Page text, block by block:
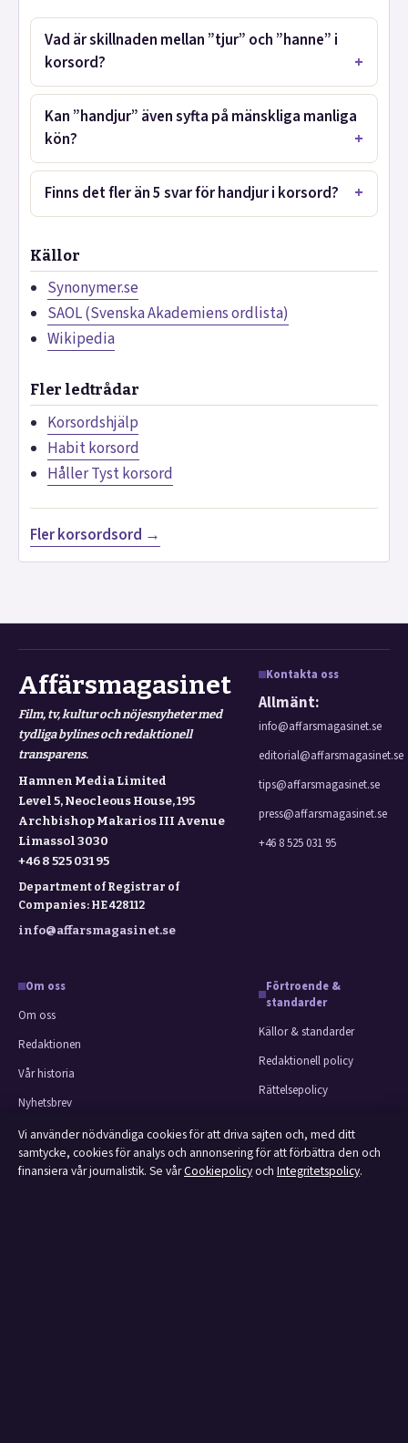
Vad är skillnaden mellan ”tjur” och ”hanne” i
korsord?
Kan ”handjur” även syfta på mänskliga manliga
kön?
Finns det fler än 5 svar för handjur i korsord?
Källor
Synonymer.se
SAOL (Svenska Akademiens ordlista)
Wikipedia
Fler ledtrådar
Korsordshjälp
Habit korsord
Håller Tyst korsord
Fler korsordsord →
Affärsmagasinet
Film, tv, kultur och nöjesnyheter med
tydliga bylines och redaktionell
transparens.
Hamnen Media Limited
Level 5, Neocleous House, 195
Archbishop Makarios III Avenue
Limassol 3030
+46 8 525 031 95
Department of Registrar of
Companies: HE 428112
info@affarsmagasinet.se
Kontakta oss
Allmänt:
info@affarsmagasinet.se
editorial@affarsmagasinet.se
tips@affarsmagasinet.se
press@affarsmagasinet.se
+46 8 525 031 95
Om oss
Om oss
Redaktionen
Vår historia
Nyhetsbrev
Tipsa oss
Kontakt
Förtroende &
standarder
Källor & standarder
Redaktionell policy
Rättelsepolicy
Ägande & finansiering
Integritetspolicy
Vi använder nödvändiga cookies för att driva sajten och, med ditt
samtycke, cookies för analys och annonsering för att förbättra den och
finansiera vår journalistik. Se vårCookiepolicyoch Integritetspolicy.